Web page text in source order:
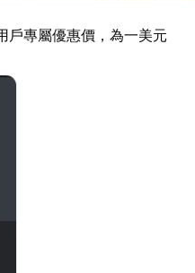
戶專屬優惠價，為一美元